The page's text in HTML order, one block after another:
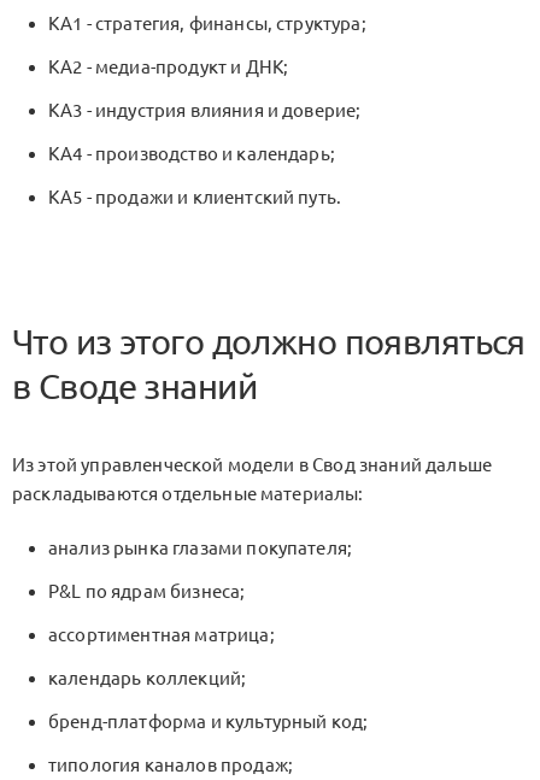
KA1 - стратегия, финансы, структура;
KA2 - медиа-продукт и ДНК;
KA3 - индустрия влияния и доверие;
KA4 - производство и календарь;
KA5 - продажи и клиентский путь.
Что из этого должно появляться
в Своде знаний
Из этой управленческой модели в Свод знаний дальше
раскладываются отдельные материалы:
анализ рынка глазами покупателя;
P&L по ядрам бизнеса;
ассортиментная матрица;
календарь коллекций;
бренд-платформа и культурный код;
типология каналов продаж;